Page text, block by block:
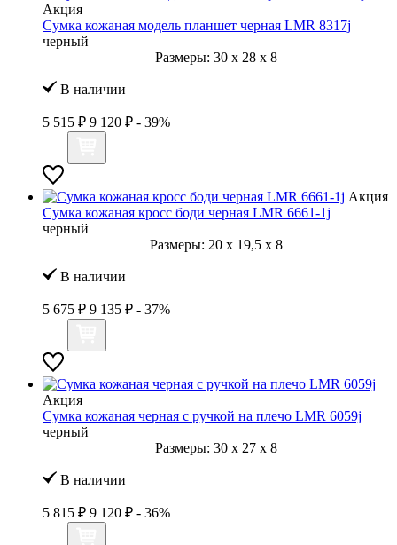
Акция
Сумка кожаная модель планшет черная LMR 8317j
черный
Размеры: 30 x 28 x 8
В наличии
5 515 ₽ 9 120 ₽ - 39%
Акция
Сумка кожаная кросс боди черная LMR 6661-1j
черный
Размеры: 20 x 19,5 x 8
В наличии
5 675 ₽ 9 135 ₽ - 37%
Акция
Сумка кожаная черная с ручкой на плечо LMR 6059j
черный
Размеры: 30 x 27 x 8
В наличии
5 815 ₽ 9 120 ₽ - 36%